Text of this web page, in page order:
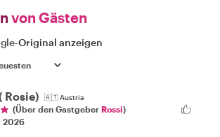
von Gästen
-Original anzeigen
Rosie) 🇦🇹Austria
(Über den Gastgeber Rossi)
2026